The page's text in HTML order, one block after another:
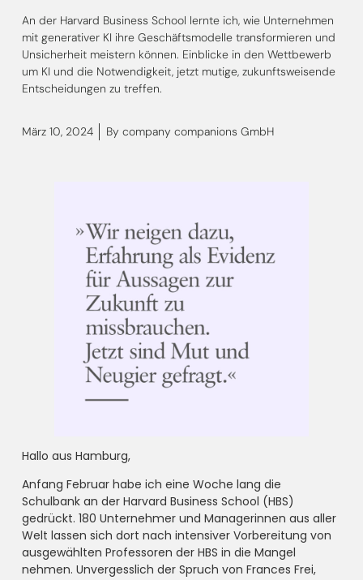
An der Harvard Business School lernte ich, wie Unternehmen
mit generativer KI ihre Geschäftsmodelle transformieren und
Unsicherheit meistern können. Einblicke in den Wettbewerb
um KI und die Notwendigkeit, jetzt mutige, zukunftsweisende
Entscheidungen zu treffen.
März 10, 2024 By company companions GmbH
Hallo aus Hamburg,
Anfang Februar habe ich eine Woche lang die
Schulbank an der Harvard Business School (HBS)
gedrückt. 180 Unternehmer und Managerinnen aus aller
Welt lassen sich dort nach intensiver Vorbereitung von
ausgewählten Professoren der HBS in die Mangel
nehmen. Unvergesslich der Spruch von Frances Frei,